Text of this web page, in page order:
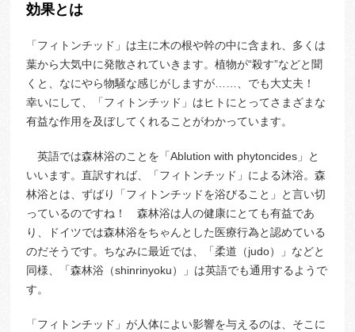
効果とは
「フィトンチッド」は主に木の根や幹の中に含まれ、多くは
葉から大気中に発散されていきます。植物が“殺す”などと聞
くと、なにやら物騒な感じがしますが……、でも大丈夫！
幸いにして、「フィトンチッド」はヒトにとってさまざまな
有益な作用を及ぼしてくれることがわかっています。
英語では森林浴のことを「Ablution with phytoncides」と
いいます。直訳すれば、「フィトンチッド」による沐浴。森
林浴とは、ずばり「フィトンチッドを浴びること」と言い切
っているのですね！ 森林浴は人の健康にとても有益であ
り、ドイツでは森林浴をちゃんとした医療行為と認めている
のだそうです。ちなみに最近では、「柔道（judo）」などと
同様、「森林浴（shinrinyoku）」は英語でも通用するようで
す。
「フィトンチッド」が人体によい影響を与えるのは、そこに